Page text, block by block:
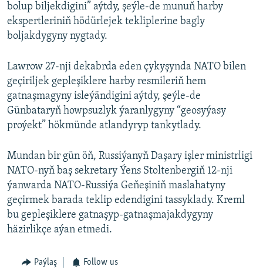
bolup biljekdigini” aýtdy, şeýle-de munuň harby
ekspertleriniň hödürlejek tekliplerine bagly
boljakdygyny nygtady.
Lawrow 27-nji dekabrda eden çykyşynda NATO bilen
geçiriljek gepleşiklere harby resmileriň hem
gatnaşmagyny isleýändigini aýtdy, şeýle-de
Günbataryň howpsuzlyk ýaranlygyny “geosyýasy
proýekt” hökmünde atlandyryp tankytlady.
Mundan bir gün öň, Russiýanyň Daşary işler ministrligi
NATO-nyň baş sekretary Ýens Stoltenbergiň 12-nji
ýanwarda NATO-Russiýa Geňeşiniň maslahatyny
geçirmek barada teklip edendigini tassyklady. Kreml
bu gepleşiklere gatnaşyp-gatnaşmajakdygyny
häzirlikçe aýan etmedi.
Paýlaş Follow us